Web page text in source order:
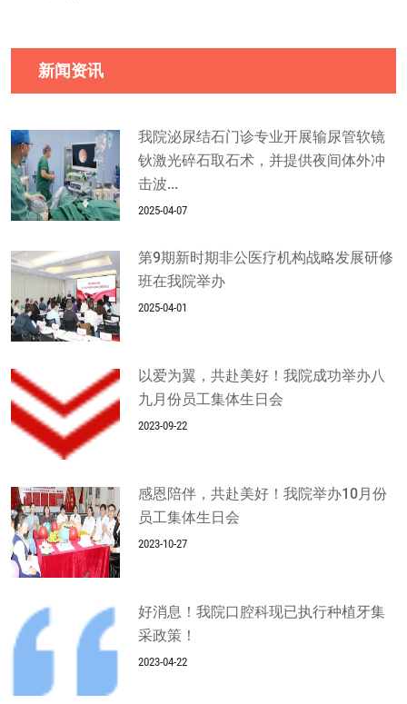
新闻资讯
我院泌尿结石门诊专业开展输尿管软镜
钬激光碎石取石术，并提供夜间体外冲
击波...
2025-04-07
第9期新时期非公医疗机构战略发展研修
班在我院举办
2025-04-01
以爱为翼，共赴美好！我院成功举办八
九月份员工集体生日会
2023-09-22
感恩陪伴，共赴美好！我院举办10月份
员工集体生日会
2023-10-27
好消息！我院口腔科现已执行种植牙集
采政策！
2023-04-22